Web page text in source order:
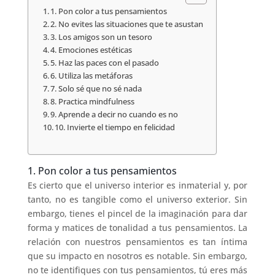
1. Pon color a tus pensamientos
2. No evites las situaciones que te asustan
3. Los amigos son un tesoro
4. Emociones estéticas
5. Haz las paces con el pasado
6. Utiliza las metáforas
7. Solo sé que no sé nada
8. Practica mindfulness
9. Aprende a decir no cuando es no
10. Invierte el tiempo en felicidad
1. Pon color a tus pensamientos
Es cierto que el universo interior es inmaterial y, por
tanto, no es tangible como el universo exterior. Sin
embargo, tienes el pincel de la imaginación para dar
forma y matices de tonalidad a tus pensamientos. La
relación con nuestros pensamientos es tan íntima
que su impacto en nosotros es notable. Sin embargo,
no te identifiques con tus pensamientos, tú eres más